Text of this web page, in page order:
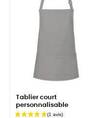
Tablier court
personnalisable